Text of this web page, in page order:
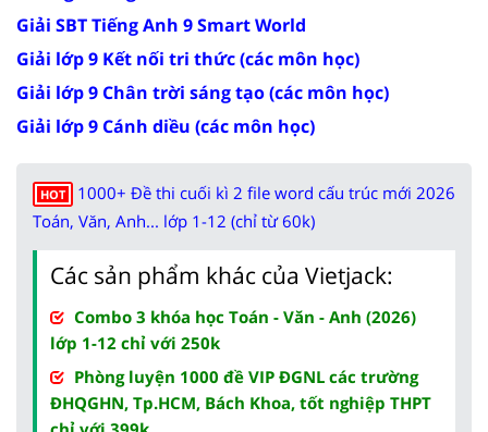
Giải SBT Tiếng Anh 9 Smart World
Giải lớp 9 Kết nối tri thức (các môn học)
Giải lớp 9 Chân trời sáng tạo (các môn học)
Giải lớp 9 Cánh diều (các môn học)
HOT
1000+ Đề thi cuối kì 2 file word cấu trúc mới 2026
Toán, Văn, Anh... lớp 1-12 (chỉ từ 60k)
Các sản phẩm khác của Vietjack:
Combo 3 khóa học Toán - Văn - Anh (2026)
lớp 1-12 chỉ với 250k
Phòng luyện 1000 đề VIP ĐGNL các trường
ĐHQGHN, Tp.HCM, Bách Khoa, tốt nghiệp THPT